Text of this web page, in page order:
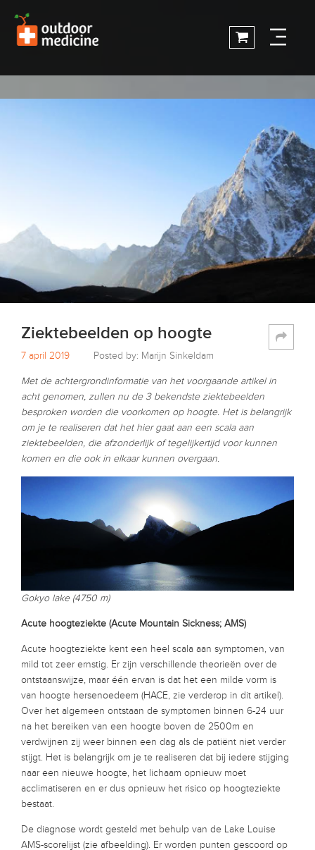
Ziektebeelden op hoogte
7 april 2019 Posted by: Marijn Sinkeldam
Met de achtergrondinformatie van het voorgaande artikel in
acht genomen, zullen nu de 3 bekendste ziektebeelden
besproken worden die voorkomen op hoogte. Het is belangrijk
om je te realiseren dat het hier gaat aan een scala aan
ziektebeelden, die afzonderlijk of tegelijkertijd voor kunnen
komen en die ook in elkaar kunnen overgaan.
Gokyo lake (4750 m)
Acute hoogteziekte (Acute Mountain Sickness; AMS)
Acute hoogteziekte kent een heel scala aan symptomen, van
mild tot zeer ernstig. Er zijn verschillende theorieën over de
ontstaanswijze, maar één ervan is dat het een milde vorm is
van hoogte hersenoedeem (HACE, zie verderop in dit artikel).
Over het algemeen ontstaan de symptomen binnen 6-24 uur
na het bereiken van een hoogte boven de 2500m en
verdwijnen zij weer binnen een dag als de patiënt niet verder
stijgt. Het is belangrijk om je te realiseren dat bij iedere stijging
naar een nieuwe hoogte, het lichaam opnieuw moet
acclimatiseren en er dus opnieuw het risico op hoogteziekte
bestaat.
De diagnose wordt gesteld met behulp van de Lake Louise
AMS-scorelijst (zie afbeelding). Er worden punten gescoord op